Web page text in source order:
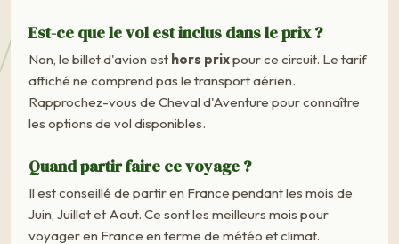
Est-ce que le vol est inclus dans le prix ?
Non, le billet d'avion est hors prixpour ce circuit. Le tarif
affiché ne comprend pas le transport aérien.
Rapprochez-vous de Cheval d'Aventure pour connaître
les options de vol disponibles.
Quand partir faire ce voyage ?
Il est conseillé de partir en France pendant les mois de
Juin, Juillet et Aout. Ce sont les meilleurs mois pour
voyager en France en terme de météo et climat.